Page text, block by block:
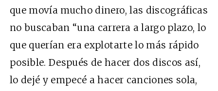
que movía mucho dinero, las discográficas
no buscaban “una carrera a largo plazo, lo
que querían era explotarte lo más rápido
posible. Después de hacer dos discos así,
lo dejé y empecé a hacer canciones sola,